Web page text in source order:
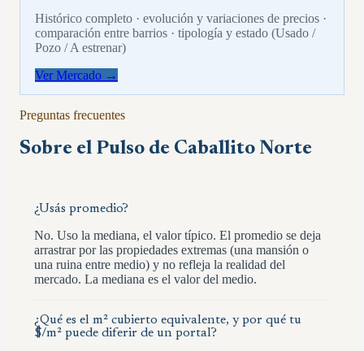
Histórico completo · evolución y variaciones de precios ·
comparación entre barrios · tipología y estado (Usado /
Pozo / A estrenar)
Ver Mercado →
Preguntas frecuentes
Sobre el Pulso de Caballito Norte
¿Usás promedio?
No. Uso la mediana, el valor típico. El promedio se deja
arrastrar por las propiedades extremas (una mansión o
una ruina entre medio) y no refleja la realidad del
mercado. La mediana es el valor del medio.
¿Qué es el m² cubierto equivalente, y por qué tu
$/m² puede diferir de un portal?